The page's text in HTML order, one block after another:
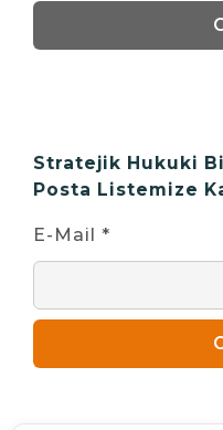
Stratejik Hukuki
Posta Listemize
E-Mail *